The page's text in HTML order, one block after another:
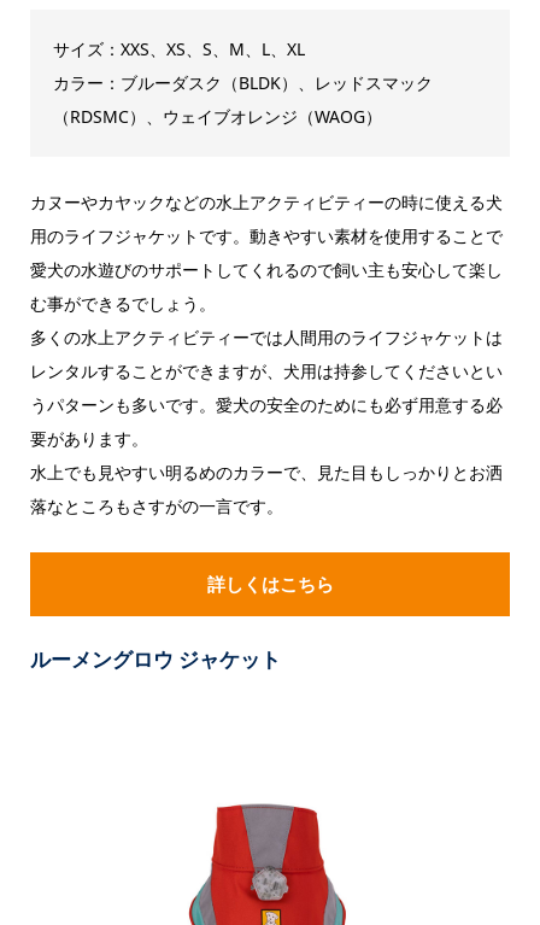
サイズ：XXS、XS、S、M、L、XL
カラー：ブルーダスク（BLDK）、レッドスマック
（RDSMC）、ウェイブオレンジ（WAOG）
カヌーやカヤックなどの水上アクティビティーの時に使える犬
用のライフジャケットです。動きやすい素材を使用することで
愛犬の水遊びのサポートしてくれるので飼い主も安心して楽し
む事ができるでしょう。
多くの水上アクティビティーでは人間用のライフジャケットは
レンタルすることができますが、犬用は持参してくださいとい
うパターンも多いです。愛犬の安全のためにも必ず用意する必
要があります。
水上でも見やすい明るめのカラーで、見た目もしっかりとお洒
落なところもさすがの一言です。
詳しくはこちら
ルーメングロウ ジャケット